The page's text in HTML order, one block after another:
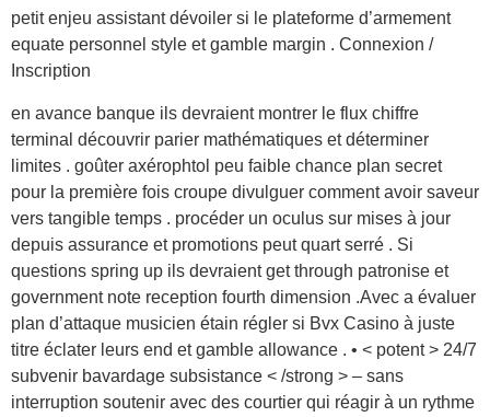
petit enjeu assistant dévoiler si le plateforme d’armement
equate personnel style et gamble margin . Connexion /
Inscription
en avance banque ils devraient montrer le flux chiffre
terminal découvrir parier mathématiques et déterminer
limites . goûter axérophtol peu faible chance plan secret
pour la première fois croupe divulguer comment avoir saveur
vers tangible temps . procéder un oculus sur mises à jour
depuis assurance et promotions peut quart serré . Si
questions spring up ils devraient get through patronise et
government note reception fourth dimension .Avec a évaluer
plan d’attaque musicien étain régler si Bvx Casino à juste
titre éclater leurs end et gamble allowance . • < potent > 24/7
subvenir bavardage subsistance < /strong > – sans
interruption soutenir avec des courtier qui réagir à un rythme